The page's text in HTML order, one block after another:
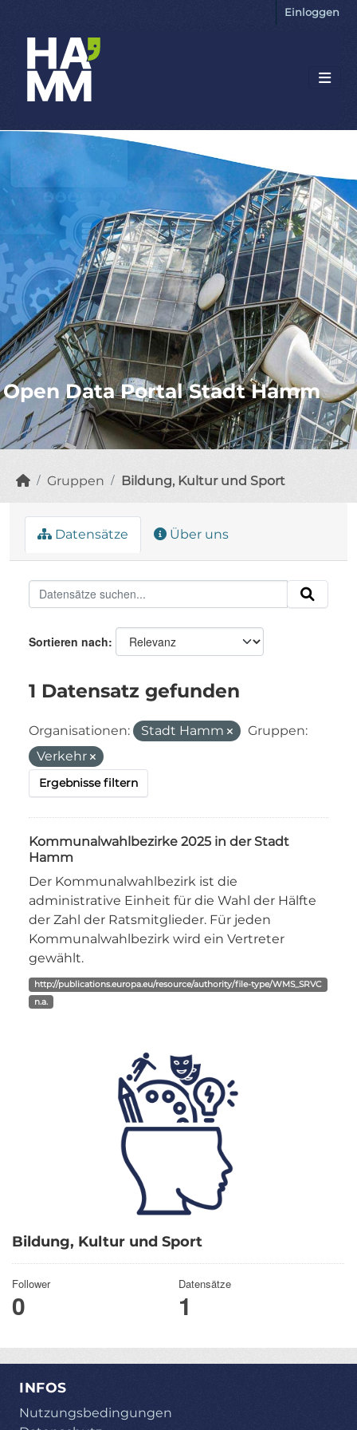
Einloggen
Open Data Portal Stadt Hamm
Gruppen Bildung, Kultur und Sport
Bildung, Kultur und Sport
Follower
0
Datensätze
1
Datensätze Über uns
Sortieren nach
1 Datensatz gefunden
Organisationen: Stadt Hamm
Gruppen:
Verkehr
Ergebnisse filtern
Kommunalwahlbezirke 2025 in der Stadt
Hamm
Der Kommunalwahlbezirk ist die
administrative Einheit für die Wahl der Hälfte
der Zahl der Ratsmitglieder. Für jeden
Kommunalwahlbezirk wird ein Vertreter
gewählt.
http://publications.europa.eu/resource/authority/file-type/WMS_SRVC
n.a.
INFOS
Nutzungsbedingungen